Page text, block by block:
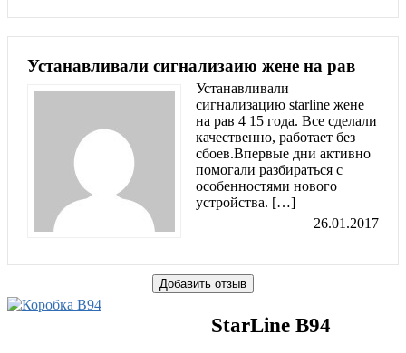
Устанавливали сигнализаию жене на рав
Устанавливали
сигнализацию starline жене
на рав 4 15 года. Все сделали
качественно, работает без
сбоев.Впервые дни активно
помогали разбираться с
особенностями нового
устройства. […]
26.01.2017
Добавить отзыв
StarLine B94